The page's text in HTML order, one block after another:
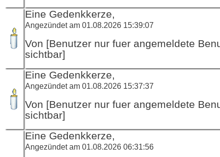
Eine Gedenkkerze,
Angezündet am 01.08.2026 15:39:07
Von [Benutzer nur fuer angemeldete
sichtbar]
Eine Gedenkkerze,
Angezündet am 01.08.2026 15:37:37
Von [Benutzer nur fuer angemeldete
sichtbar]
Eine Gedenkkerze,
Angezündet am 01.08.2026 06:31:56